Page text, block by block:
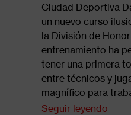
Ciudad Deportiva
un nuevo curso
la División de
entrenamiento ha
tener una primera
entre técnicos y
magnífico para
Seguir leyendo